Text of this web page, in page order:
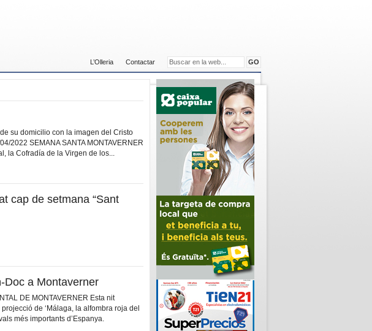
L’Olleria Contactar
su domicilio con la imagen del Cristo
2022 SEMANA SANTA MONTAVERNER
la Cofradía de la Virgen de los...
cap de setmana “Sant
Doc a Montaverner
DE MONTAVERNER Esta nit
de ‘Málaga, la alfombra roja del
més importants d’Espanya.